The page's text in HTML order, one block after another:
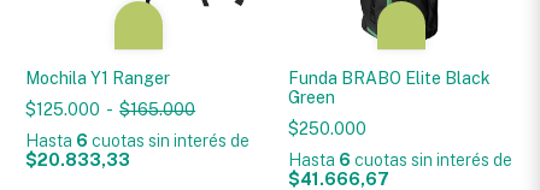
Mochila Y1 Ranger
$125.000 - $165.000
Hasta 6 cuotas sin interésde
$20.833,33
Funda BRABO Elite Black
Green
$250.000
Hasta 6 cuotas sin interés de
$41.666,67